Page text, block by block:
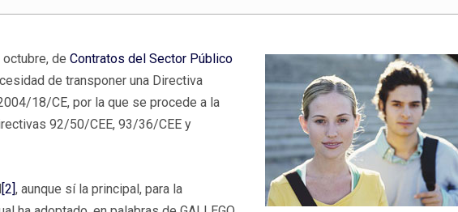
de Contratos del Sector Público
de transponer una Directiva
18/CE, por la que se procede a la
92/50/CEE, 93/36/CEE y
[2] , aunque sí la principal, para la